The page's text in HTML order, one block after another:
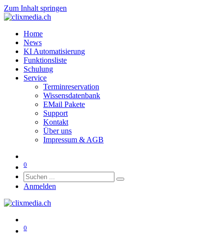
Zum Inhalt springen
Home
News
KI Automatisierung
Funktionsliste
Schulung
Service
Terminreservation
Wissensdatenbank
EMail Pakete
Support
Kontakt
Über uns
Impressum & AGB
0
Anmelden
0